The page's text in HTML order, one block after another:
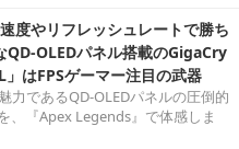
度やリフレッシュレートで勝ち
QD-OLEDパネル搭載のGigaCry
はFPSゲーマー注目の武器
力であるQD-OLEDパネルの圧倒的
、『Apex Legends』で体感しま